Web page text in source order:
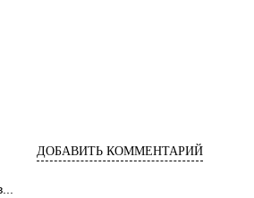
ДОБАВИТЬ КОММЕНТАРИЙ